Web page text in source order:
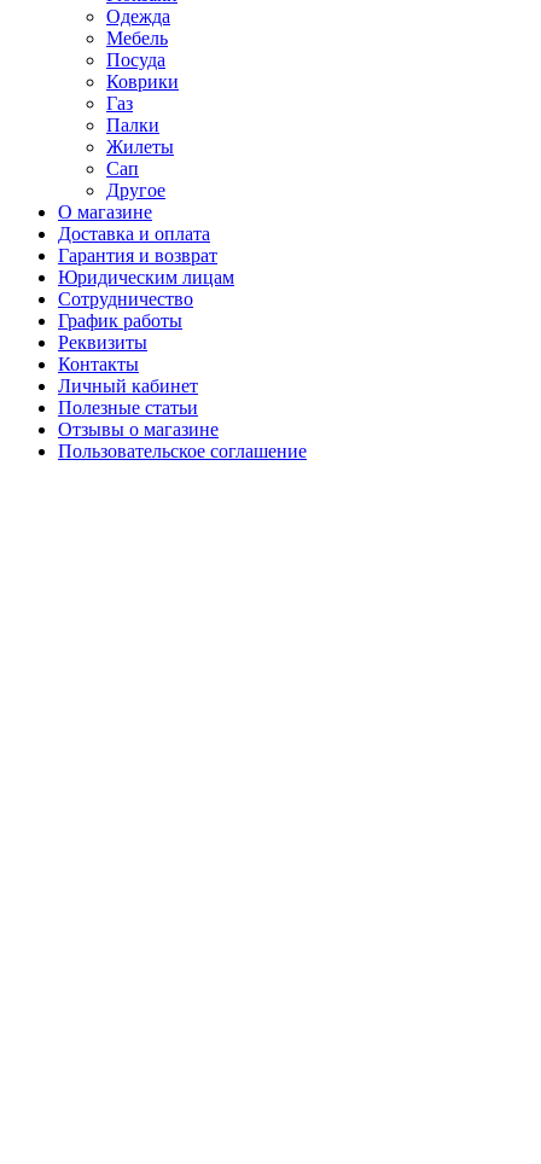
Одежда
Мебель
Посуда
Коврики
Газ
Палки
Жилеты
Сап
Другое
О магазине
Доставка и оплата
Гарантия и возврат
Юридическим лицам
Сотрудничество
График работы
Реквизиты
Контакты
Личный кабинет
Полезные статьи
Отзывы о магазине
Пользовательское соглашение